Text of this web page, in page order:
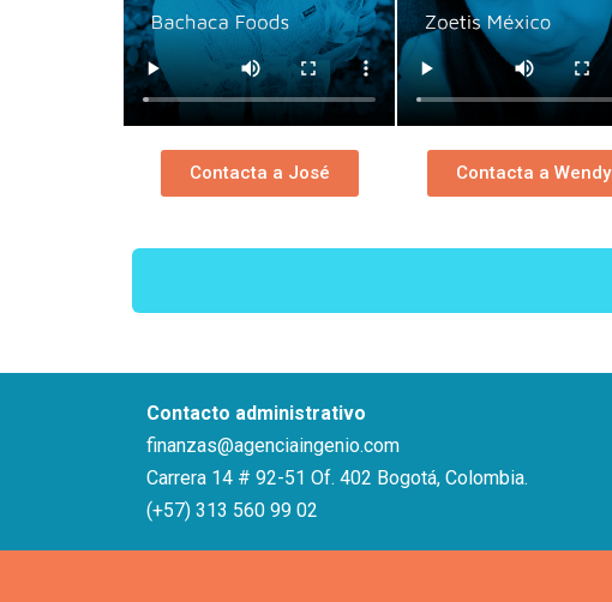
Contacta a José Contacta a Wendy
Contacto administrativo
finanzas@agenciaingenio.com
Carrera 14 # 92-51 Of. 402 Bogotá, Colombia.
(+57) 313 560 99 02